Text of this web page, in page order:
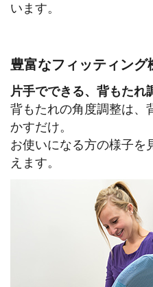
います。
豊富なフィッティング
片手でできる、背もたれ
背もたれの角度調整は、
かすだけ。
お使いになる方の様子を
えます。